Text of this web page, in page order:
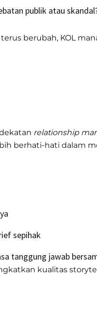
publik atau
berubah, KOL
relationship
berhati-hati dalam
sepihak
tanggung jawab
kualitas